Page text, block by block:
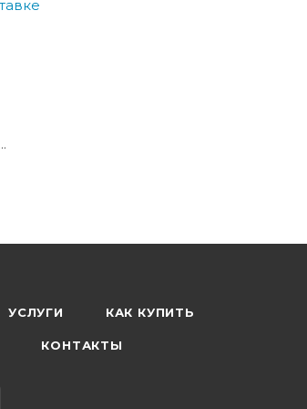
УСЛУГИ КАК КУПИТЬ
КОНТАКТЫ